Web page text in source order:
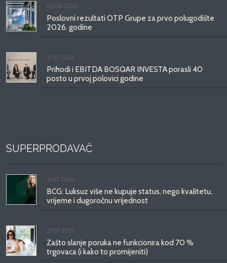
06.08.2026.
Poslovni rezultati OTP Grupe za prvo polugodište
2026. godine
31.07.2026.
Prihodi i EBITDA BOSQAR INVESTA porasli 40
posto u prvoj polovici godine
SUPERPRODAVAČ
31.07.2026.
BCG: Luksuz više ne kupuje status, nego kvalitetu,
vrijeme i dugoročnu vrijednost
27.07.2026.
Zašto slanje poruka ne funkcionira kod 70 %
trgovaca (i kako to promijeniti)